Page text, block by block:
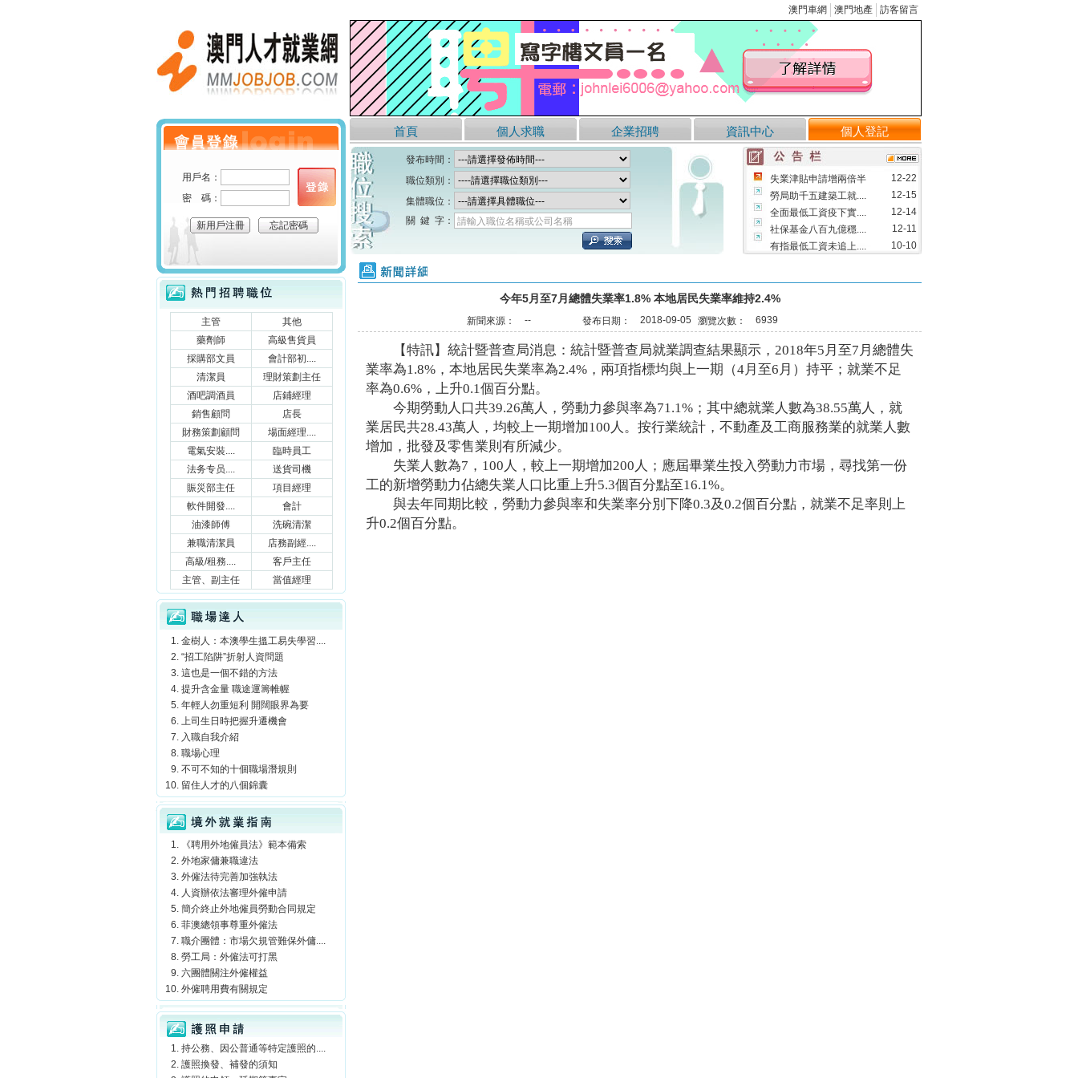
訪客留言
澳門地產
澳門車網
首頁 個人求職 企業招聘 資訊中心 個人登記
發布時間：
職位類別：
集體職位：
關 鍵 字：
請輸入職位名稱或公司名稱
失業津貼申請增兩倍半
12-22
勞局助千五建築工就....
12-15
全面最低工資疫下實....
12-14
社保基金八百九億穩....
12-11
有指最低工資未追上....
10-10
市場利好 成交量料回升
二月份消費物價指數....
03-25
正對有關兩工種最低....
11-02
澳總體失業率維持1.....
09-29
今年5月至7月總體失....
09-05
澳今明年經濟健康 通....
08-10
全面最低工資須盡快立法
06-19
新聞詳細
今年5月至7月總體失業率1.8% 本地居民失業率維持2.4%
新聞來源： -- 發布日期： 2018-09-05 瀏覽次數： 6939
【特訊】統計暨普查局消息：統計暨普查局就業調查結果顯示，2018年5月至7月總體失
業率為1.8%，本地居民失業率為2.4%，兩項指標均與上一期（4月至6月）持平；就業不足
率為0.6%，上升0.1個百分點。
今期勞動人口共39.26萬人，勞動力參與率為71.1%；其中總就業人數為38.55萬人，就
業居民共28.43萬人，均較上一期增加100人。按行業統計，不動產及工商服務業的就業人數
增加，批發及零售業則有所減少。
失業人數為7，100人，較上一期增加200人；應屆畢業生投入勞動力市場，尋找第一份
工的新增勞動力佔總失業人口比重上升5.3個百分點至16.1%。
與去年同期比較，勞動力參與率和失業率分別下降0.3及0.2個百分點，就業不足率則上
升0.2個百分點。
個人會員登錄
用戶名：
密 碼：
新用戶注冊 忘記密碼
熱門招聘職位
主管
其他
藥劑師
高級售貨員
採購部文員
會計部初....
清潔員
理財策劃主任
酒吧調酒員
店鋪經理
銷售顧問
店長
財務策劃顧問
場面經理....
電氣安裝....
臨時員工
法务专员....
送貨司機
賑災部主任
項目經理
軟件開發....
會計
油漆師傅
洗碗清潔
兼職清潔員
店務副經....
高級/租務....
客戶主任
主管、副主任
當值經理
職場達人
金樹人：本澳學生搵工易失學習....
“招工陷阱”折射人資問題
這也是一個不錯的方法
提升含金量 職途運籌帷幄
年輕人勿重短利 開闊眼界為要
上司生日時把握升遷機會
入職自我介紹
職場心理
不可不知的十個職場潛規則
留住人才的八個錦囊
境外就業指南
《聘用外地僱員法》範本備索
外地家傭兼職違法
外僱法待完善加強執法
人資辦依法審理外僱申請
簡介終止外地僱員勞動合同規定
菲澳總領事尊重外僱法
職介團體：市場欠規管難保外傭....
勞工局：外僱法可打黑
六團體關注外僱權益
外僱聘用費有關規定
護照申請
持公務、因公普通等特定護照的....
護照換發、補發的須知